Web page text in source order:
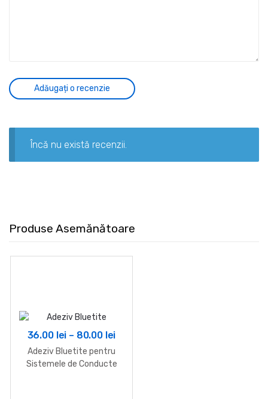
Încă nu există recenzii.
Produse Asemănătoare
36.00 lei – 80.00 leiInterval
prețuri:
Adeziv Bluetite pentru
Sistemele de Conducte